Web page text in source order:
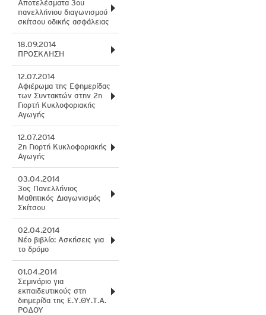
Αποτελέσματα 3ου
πανελλήνιου διαγωνισμού
σκίτσου οδικής ασφάλειας
18.09.2014
ΠΡΟΣΚΛΗΣΗ
12.07.2014
Αφιέρωμα της Εφημερίδας
των Συντακτών στην 2η
Γιορτή Κυκλοφοριακής
Αγωγής
12.07.2014
2η Γιορτή Κυκλοφοριακής
Αγωγής
03.04.2014
3ος Πανελλήνιος
Μαθητικός Διαγωνισμός
Σκίτσου
02.04.2014
Νέο βιβλίο: Ασκήσεις για
το δρόμο
01.04.2014
Σεμινάριο για
εκπαιδευτικούς στη
διημερίδα της Ε.Υ.ΘΥ.Τ.Α.
ΡΟΔΟΥ